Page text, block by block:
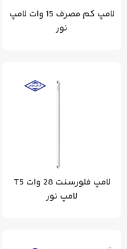
لامپ کم مصرف 15 وات لامپ
نور
لامپ فلورسنت 28 وات T5
لامپ نور